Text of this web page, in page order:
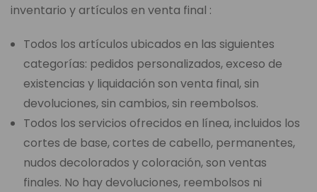
inventario y artículos en venta final :
Todos los artículos ubicados en las siguientes
categorías: pedidos personalizados, exceso de
existencias y liquidación son venta final, sin
devoluciones, sin cambios, sin reembolsos.
Todos los servicios ofrecidos en línea, incluidos los
cortes de base, cortes de cabello, permanentes,
nudos decolorados y coloración, son ventas
finales. No hay devoluciones, reembolsos ni